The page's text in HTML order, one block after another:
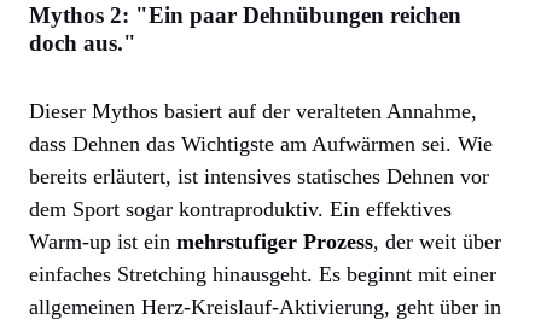
Mythos 2: "Ein paar Dehnübungen reichen
doch aus."
Dieser Mythos basiert auf der veralteten Annahme,
dass Dehnen das Wichtigste am Aufwärmen sei. Wie
bereits erläutert, ist intensives statisches Dehnen vor
dem Sport sogar kontraproduktiv. Ein effektives
Warm-up ist ein mehrstufiger Prozess, der weit über
einfaches Stretching hinausgeht. Es beginnt mit einer
allgemeinen Herz-Kreislauf-Aktivierung, geht über in